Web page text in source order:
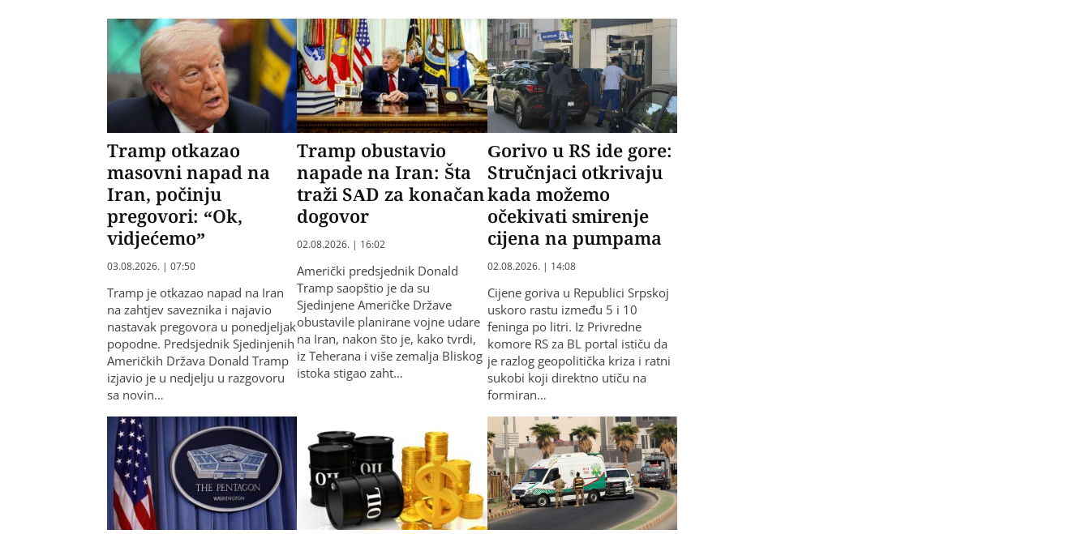
Tramp otkazao
masovni napad na
Iran, počinju
pregovori: “Ok,
vidjećemo”
03.08.2026. | 07:50
Tramp je otkazao napad na Iran
na zahtjev saveznika i najavio
nastavak pregovora u ponedjeljak
popodne. Predsjednik Sjedinjenih
Američkih Država Donald Tramp
izjavio je u nedjelju u razgovoru
sa novin…
Tramp obustavio
napade na Iran: Šta
traži SAD za konačan
dogovor
02.08.2026. | 16:02
Američki predsjednik Donald
Tramp saopštio je da su
Sjedinjene Američke Države
obustavile planirane vojne udare
na Iran, nakon što je, kako tvrdi,
iz Teherana i više zemalja Bliskog
istoka stigao zaht…
Gorivo u RS ide gore:
Stručnjaci otkrivaju
kada možemo
očekivati smirenje
cijena na pumpama
02.08.2026. | 14:08
Cijene goriva u Republici Srpskoj
uskoro rastu između 5 i 10
feninga po litri. Iz Privredne
komore RS za BL portal ističu da
je razlog geopolitička kriza i ratni
sukobi koji direktno utiču na
formiran…